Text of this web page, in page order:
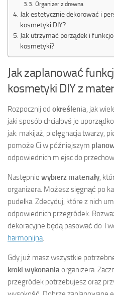
Organizer z drewna
Jak estetycznie dekorować i
kosmetyki DIY?
Jak utrzymać porządek i
kosmetyki?
Jak zaplanować
kosmetyki DIY z
Rozpocznij od określenia , jak
jaki sposób chciałbyś je
jak: makijaż, pielęgnacja twarzy,
pomoże Ci w późniejszym
odpowiednich miejsc do
Następnie wybierz materiały ,
organizera. Możesz sięgnąć po
pudełka. Zdecyduj, które z nich
odpowiednich przegródek.
dekoracyjne będą pasować do
harmonijna
Gdy już masz wszystkie
kroki wykonania organizera.
przegródek potrzebujesz oraz